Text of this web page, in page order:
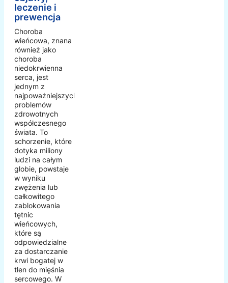
leczenie i
prewencja
Choroba
wieńcowa, znana
również jako
choroba
niedokrwienna
serca, jest
jednym z
najpoważniejszych
problemów
zdrowotnych
współczesnego
świata. To
schorzenie, które
dotyka miliony
ludzi na całym
globie, powstaje
w wyniku
zwężenia lub
całkowitego
zablokowania
tętnic
wieńcowych,
które są
odpowiedzialne
za dostarczanie
krwi bogatej w
tlen do mięśnia
sercowego. W